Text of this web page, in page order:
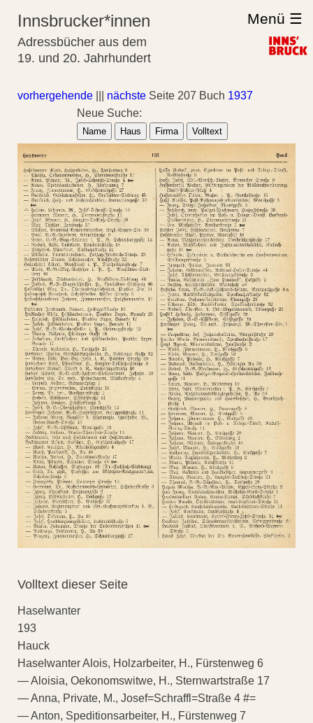
Innsbrucker*innen
Adressbücher aus dem
19. und 20. Jahrhundert
Menü ☰
vorhergehende nächste Seite 207 Buch 1937
Neue Suche:
Name Haus Firma Volltext
Volltext dieser Seite
Haselwanter
193
Hauck
Haselwanter Alois, Holzarbeiter, H., Fürstenweg 6
— Aloisia, Oekonomswitwe, H., Sternwartstraße 17
— Anna, Private, M., Josef=Schraffl=Straße 4 #=
— Anton, Speditionsarbeiter, H., Fürstenweg 7